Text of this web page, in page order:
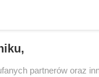
i wodne światy
na wielkim
partnerów oraz